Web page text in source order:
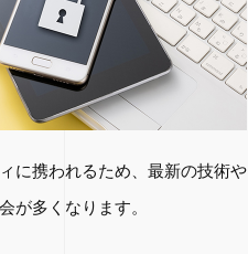
に携われるため、最新の技術や
が多くなります。